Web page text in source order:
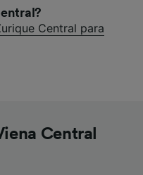
Central para
Central